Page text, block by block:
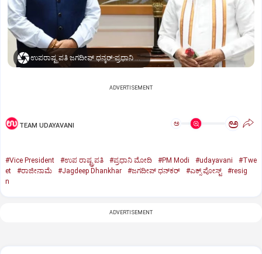
ಉಪರಾಷ್ಟ್ರಪತಿ ಜಗದೀಪ್‌ ಧನ್ಕರ್-ಪ್ರಧಾನಿ ಮೋದಿ
ADVERTISEMENT
TEAM UDAYAVANI ಅ ಅ
#Vice President #ಉಪ ರಾಷ್ಟ್ರಪತಿ #ಪ್ರಧಾನಿ ಮೋದಿ #PM Modi #udayavani
#Twe
et
#ರಾಜೀನಾಮೆ #Jagdeep Dhankhar #ಜಗದೀಪ್‌ ಧನ್‌ಕರ್‌ #ಎಕ್ಸ್‌ ಪೋಸ್ಟ್
#resig
n
ADVERTISEMENT